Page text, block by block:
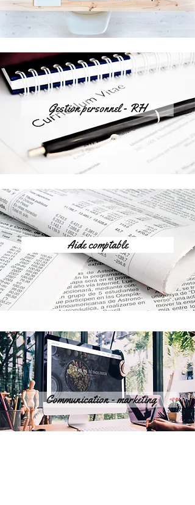
Gestion personnel - RH
Aide comptable
Communication - marketing